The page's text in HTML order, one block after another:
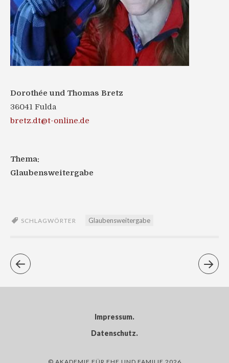
Dorothée und Thomas Bretz
36041 Fulda
bretz.dt@t-online.de
Thema:
Glaubensweitergabe
SCHLAGWÖRTER Glaubensweitergabe
Impressum
Datenschutz